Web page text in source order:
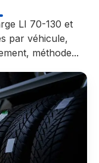
LI 70-130 et
par véhicule,
méthode...